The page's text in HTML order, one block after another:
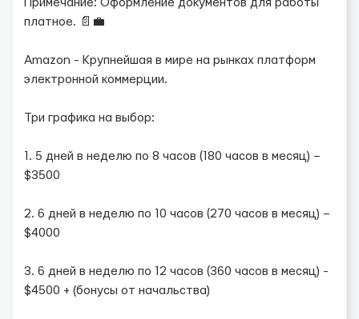
Примечание: Оформление документов для работы
платное. 📄💼
Amazon - Крупнейшая в мире на рынках платформ
электронной коммерции.
Три графика на выбор:
1. 5 дней в неделю по 8 часов (180 часов в месяц) –
$3500
2. 6 дней в неделю по 10 часов (270 часов в месяц) –
$4000
3. 6 дней в неделю по 12 часов (360 часов в месяц) -
$4500 + (бонусы от начальства)